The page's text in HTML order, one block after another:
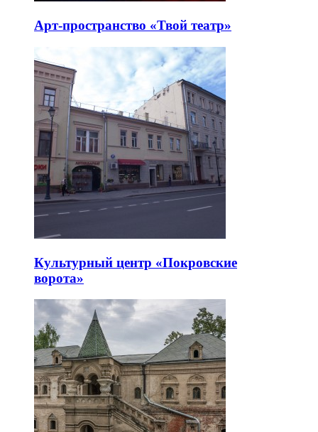
Арт-пространство «Твой театр»
Культурный центр «Покровские
ворота»